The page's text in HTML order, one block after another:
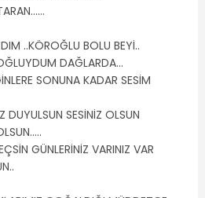
..KÖROĞLU BOLU BEYİ..
DAĞLARDA…
SONUNA KADAR SESİM
DUYULSUN SESİNİZ OLSUN
GÜNLERİNİZ VARINIZ VAR